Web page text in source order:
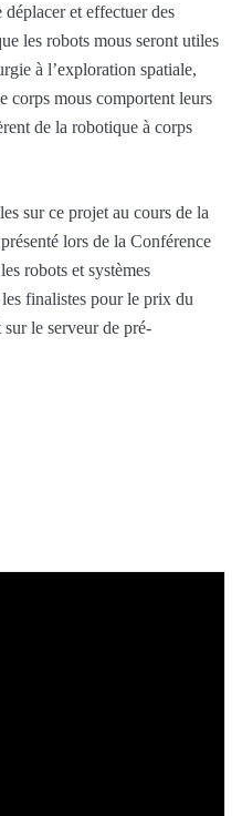
et effectuer des
les robots mous seront utiles
à l’exploration spatiale,
corps mous comportent leurs
de la robotique à corps
sur ce projet au cours de la
lors de la Conférence
robots et systèmes
finalistes pour le prix du
le serveur de pré-